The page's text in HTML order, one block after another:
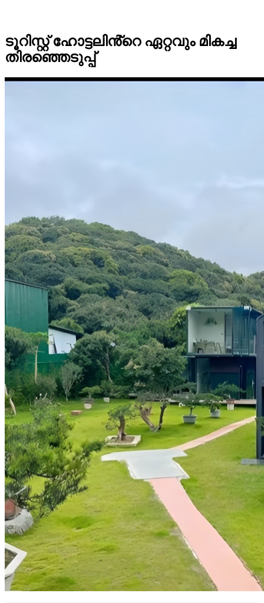
ടൂറിസ്റ്റ് ഹോട്ടലിൻ്റെ ഏറ്റവും മികച്ച
തിരഞ്ഞെടുപ്പ്